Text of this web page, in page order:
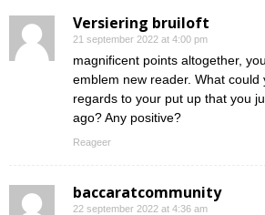
Versiering bruiloft
21 september 2022 at 4:00 pm
magnificent points altogether,
emblem new reader. What could
regards to your put up that you
ago? Any positive?
Reageer
baccaratcommunity
22 september 2022 at 4:36 am